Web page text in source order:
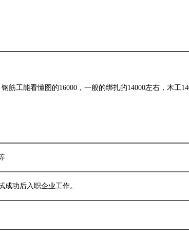
筋工能看懂图的16000，一般的绑扎的14000左右，木工
功后入职企业工作。